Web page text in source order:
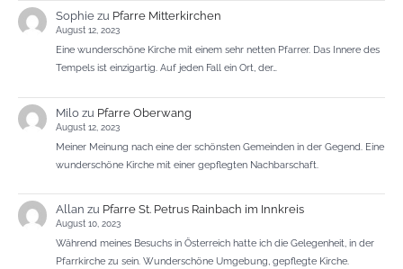
Sophiezu Pfarre Mitterkirchen
August 12, 2023
Eine wunderschöne Kirche mit einem sehr netten Pfarrer. Das Innere des
Tempels ist einzigartig. Auf jeden Fall ein Ort, der…
Milozu Pfarre Oberwang
August 12, 2023
Meiner Meinung nach eine der schönsten Gemeinden in der Gegend. Eine
wunderschöne Kirche mit einer gepflegten Nachbarschaft.
Allan zu Pfarre St. Petrus Rainbach im Innkreis
August 10, 2023
Während meines Besuchs in Österreich hatte ich die Gelegenheit, in der
Pfarrkirche zu sein. Wunderschöne Umgebung, gepflegte Kirche.